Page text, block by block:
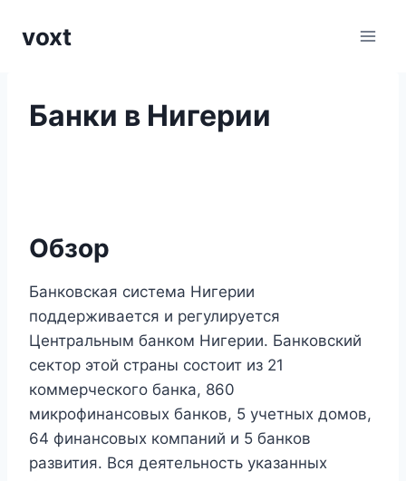
voxt
Банки в Нигерии
Обзор
Банковская система Нигерии
поддерживается и регулируется
Центральным банком Нигерии. Банковский
сектор этой страны состоит из 21
коммерческого банка, 860
микрофинансовых банков, 5 учетных домов,
64 финансовых компаний и 5 банков
развития. Вся деятельность указанных